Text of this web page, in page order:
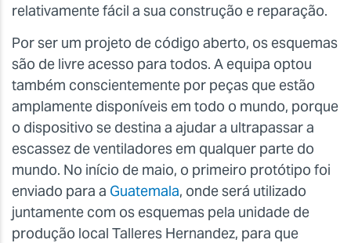
relativamente fácil a sua construção e reparação.
Por ser um projeto de código aberto, os esquemas
são de livre acesso para todos. A equipa optou
também conscientemente por peças que estão
amplamente disponíveis em todo o mundo, porque
o dispositivo se destina a ajudar a ultrapassar a
escassez de ventiladores em qualquer parte do
mundo. No início de maio, o primeiro protótipo foi
enviado para a Guatemala, onde será utilizado
juntamente com os esquemas pela unidade de
produção local Talleres Hernandez, para que